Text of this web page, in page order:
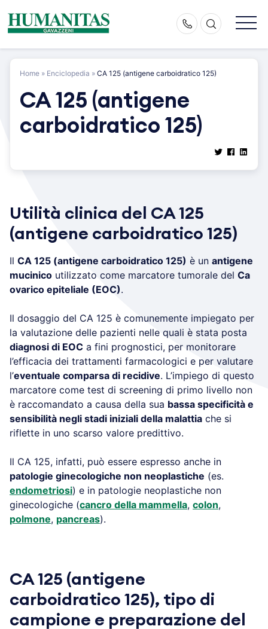
content
Home » Enciclopedia » CA 125 (antigene carboidratico 125)
CA 125 (antigene
carboidratico 125)
Utilità clinica del CA 125
(antigene carboidratico 125)
Il CA 125 (antigene carboidratico 125) è un antigene
mucinico utilizzato come marcatore tumorale del Ca
ovarico epiteliale (EOC).
Il dosaggio del CA 125 è comunemente impiegato per
la valutazione delle pazienti nelle quali è stata posta
diagnosi di EOC a fini prognostici, per monitorare
l’efficacia dei trattamenti farmacologici e per valutare
l’eventuale comparsa di recidive. L’impiego di questo
marcatore come test di screening di primo livello non
è raccomandato a causa della sua bassa specificità e
sensibilità negli stadi iniziali della malattia che si
riflette in uno scarso valore predittivo.
Il CA 125, infatti, può essere espresso anche in
patologie ginecologiche non neoplastiche (es.
endometriosi) e in patologie neoplastiche non
ginecologiche (cancro della mammella, colon,
polmone, pancreas).
CA 125 (antigene
carboidratico 125), tipo di
campione e preparazione del